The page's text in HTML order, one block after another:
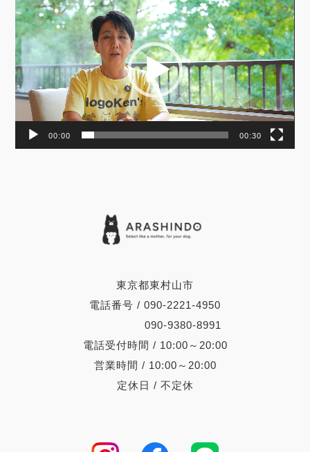
東京都東村山市
電話番号 / 090-2221-4950
090-9380-8991
電話受付時間 / 10:00～20:00
営業時間 / 10:00～20:00
定休日 / 不定休
画
プ
レ
ー
ヤ
ー
00:00 00:30